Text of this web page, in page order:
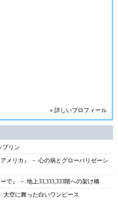
» 詳しいプロフィール
プリン
メリカ』 － 心の病とグローバリゼーシ
で』 － 地上33,333,333階への架け橋
大空に舞った白いワンピース